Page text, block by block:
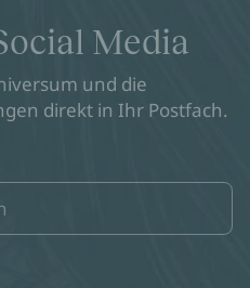
Lack
Buchhandlung
Media
und die
direkt in Ihr Postfach.